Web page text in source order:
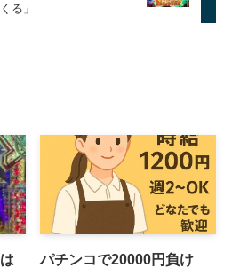
る」
パチンコで20000円負け